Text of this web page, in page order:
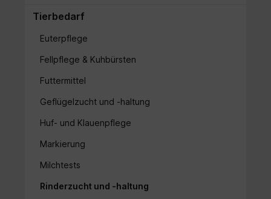
Tierbedarf
Euterpflege
Fellpflege & Kuhbürsten
Futtermittel
Geflügelzucht und -haltung
Huf- und Klauenpflege
Markierung
Milchtests
Rinderzucht und -haltung